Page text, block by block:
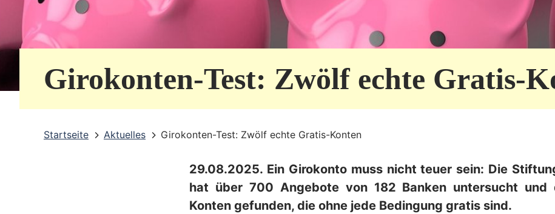
Girokonten-Test: Zwölf echte Gratis-
Startseite Aktuelles Girokonten-Test: Zwölf echte Gratis-Konten
29.08.2025. Ein Girokonto muss nicht teuer sein: Die
hat über 700 Angebote von 182 Banken untersucht und
Konten gefunden, die ohne jede Bedingung gratis sind.
r
i